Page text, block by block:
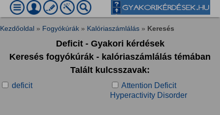
Kezdőoldal » Fogyókúrák » Kalóriaszámlálás » Keresés
Deficit - Gyakori kérdések
Keresés fogyókúrák - kalóriaszámlálás témában
Talált kulcsszavak:
deficit
Attention Deficit
Hyperactivity Disorder